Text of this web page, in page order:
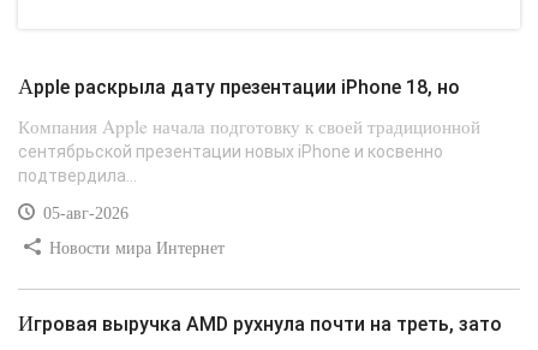
Apple раскрыла дату презентации iPhone 18, но
Компания Apple начала подготовку к своей традиционной
сентябрьской презентации новых iPhone и косвенно
подтвердила...
05-авг-2026
Новости мира Интернет
Игровая выручка AMD рухнула почти на треть, зато